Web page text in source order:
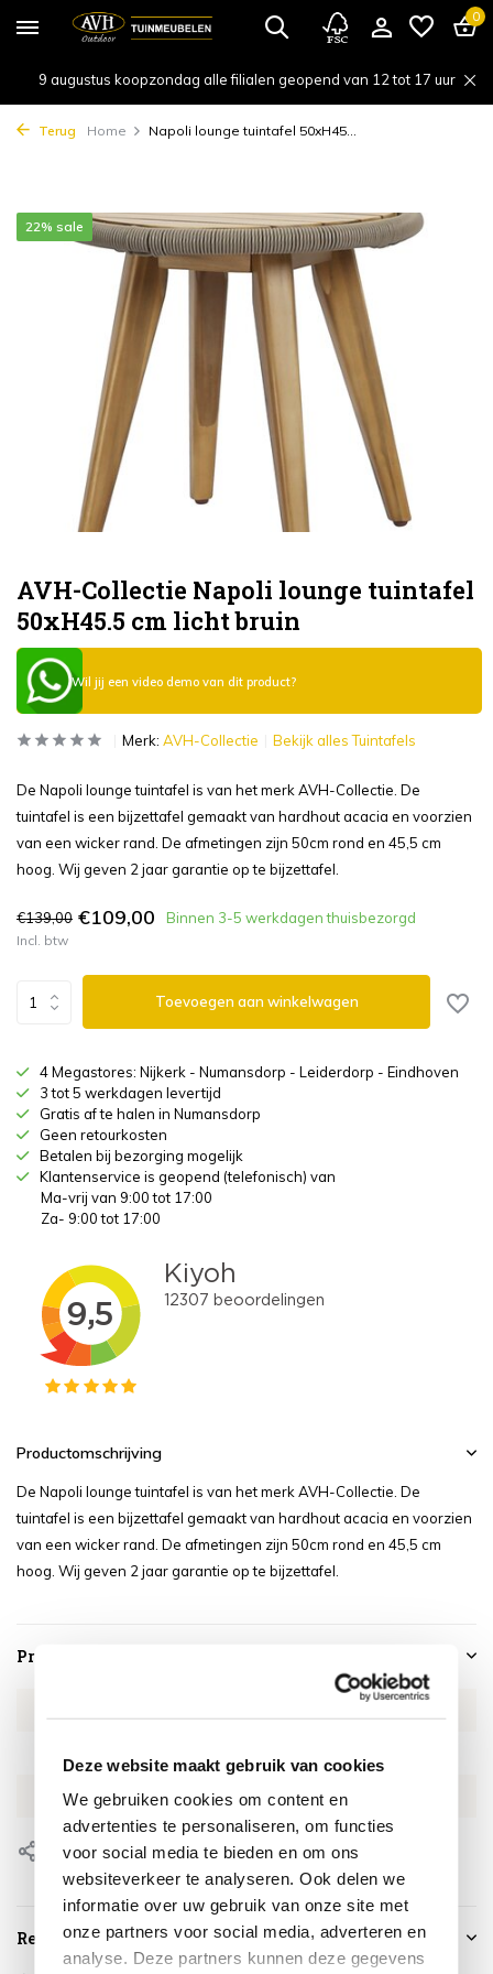
Deze website maakt gebruik van cookies
We gebruiken cookies om content en
advertenties te personaliseren, om functies
voor social media te bieden en om ons
websiteverkeer te analyseren. Ook delen we
informatie over uw gebruik van onze site met
onze partners voor social media, adverteren en
analyse. Deze partners kunnen deze gegevens
0
9 augustus koopzondag alle filialen geopend van 12 tot 17 uur
Terug Home Napoli lounge tuintafel 50xH45...
AVH-Collectie Napoli lounge tuintafel
50xH45.5 cm licht bruin
22% sale
Wil jij een video demo van dit product?
Merk: AVH-Collectie Bekijk alles Tuintafels
De Napoli lounge tuintafel is van het merk AVH-Collectie. De
tuintafel is een bijzettafel gemaakt van hardhout acacia en voorzien
van een wicker rand. De afmetingen zijn 50cm rond en 45,5 cm
hoog. Wij geven 2 jaar garantie op te bijzettafel.
€139,00 €109,00 Binnen 3-5 werkdagen thuisbezorgd
Incl. btw
Toevoegen aan winkelwagen
4 Megastores: Nijkerk - Numansdorp - Leiderdorp - Eindhoven
3 tot 5 werkdagen levertijd
Gratis af te halen in Numansdorp
Geen retourkosten
Betalen bij bezorging mogelijk
Klantenservice is geopend (telefonisch) van
Ma-vrij van 9:00 tot 17:00
Za- 9:00 tot 17:00
Productomschrijving
De Napoli lounge tuintafel is van het merk AVH-Collectie. De
tuintafel is een bijzettafel gemaakt van hardhout acacia en voorzien
van een wicker rand. De afmetingen zijn 50cm rond en 45,5 cm
hoog. Wij geven 2 jaar garantie op te bijzettafel.
Productspecificaties
EAN 8720848333888
Delen
Reviews